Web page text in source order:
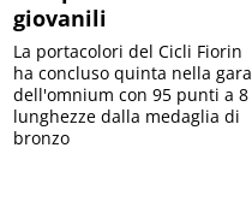
giovanili
La portacolori del Cicli Fiorin
ha concluso quinta nella gara
dell'omnium con 95 punti a 8
lunghezze dalla medaglia di
bronzo